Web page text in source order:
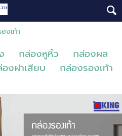
งเท้า
กล่องหูหิ้ว
กล่องผล
งฝาเสียบ
กล่องรองเท้า